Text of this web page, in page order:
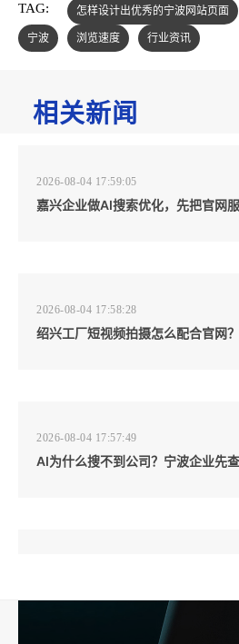
TAG: 怎样设计出优秀的宁波网站页面
宁波
浏览速度 行业资讯
相关新闻
2026-08-04 17:59:05
嘉兴企业做AI搜索优化，先把官网
2026-08-04 17:58:28
绍兴工厂短视频拍摄怎么配合官网
2026-08-04 17:57:49
AI为什么搜不到公司？宁波企业先